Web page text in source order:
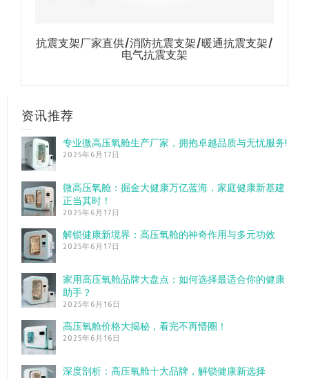
抗震支架厂家直供/消防抗震支架/暖通抗震支架/
电气抗震支架
资讯推荐
专业微高压氧舱生产厂家，拥抱卓越品质与无忧服务!
2025年6月17日
微高压氧舱：掘金大健康万亿蓝海，家庭健康新基建
正当其时！
2025年6月17日
解锁健康新境界：高压氧舱的神奇作用与多元功效
2025年6月17日
家用高压氧舱品牌大盘点：如何选择最适合你的健康
助手？
2025年6月16日
高压氧舱价格大揭秘，看完不再懵圈！
2025年6月16日
深度剖析：高压氧舱十大品牌，解锁健康新选择